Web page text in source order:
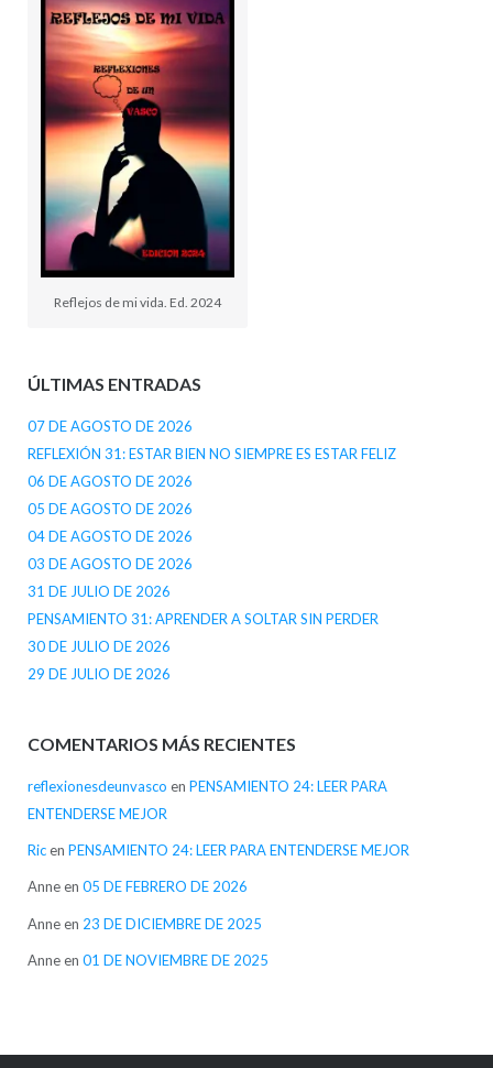
Reflejos de mi vida. Ed. 2024
ÚLTIMAS ENTRADAS
07 DE AGOSTO DE 2026
REFLEXIÓN 31: ESTAR BIEN NO SIEMPRE ES ESTAR FELIZ
06 DE AGOSTO DE 2026
05 DE AGOSTO DE 2026
04 DE AGOSTO DE 2026
03 DE AGOSTO DE 2026
31 DE JULIO DE 2026
PENSAMIENTO 31: APRENDER A SOLTAR SIN PERDER
30 DE JULIO DE 2026
29 DE JULIO DE 2026
COMENTARIOS MÁS RECIENTES
reflexionesdeunvasco en PENSAMIENTO 24: LEER PARA
ENTENDERSE MEJOR
Ricen PENSAMIENTO 24: LEER PARA ENTENDERSE MEJOR
Anneen 05 DE FEBRERO DE 2026
Anneen 23 DE DICIEMBRE DE 2025
Anneen 01 DE NOVIEMBRE DE 2025